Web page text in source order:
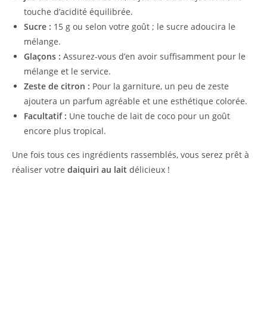
touche d’acidité équilibrée.
Sucre : 15 g ou selon votre goût ; le sucre adoucira le
mélange.
Glaçons : Assurez-vous d’en avoir suffisamment pour le
mélange et le service.
Zeste de citron : Pour la garniture, un peu de zeste
ajoutera un parfum agréable et une esthétique colorée.
Facultatif : Une touche de lait de coco pour un goût
encore plus tropical.
Une fois tous ces ingrédients rassemblés, vous serez prêt à
réaliser votre daiquiri au lait délicieux !